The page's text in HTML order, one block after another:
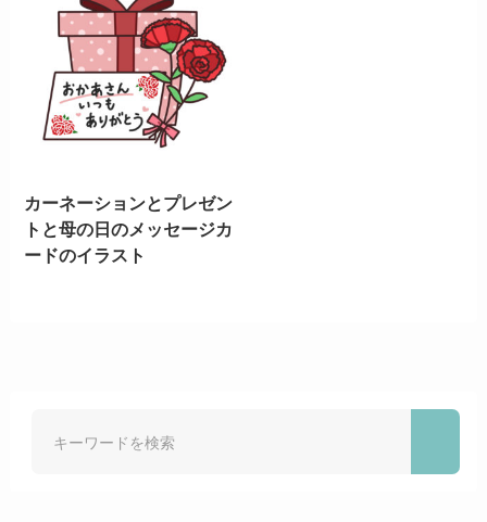
カーネーションとプレゼン
トと母の日のメッセージカ
ードのイラスト